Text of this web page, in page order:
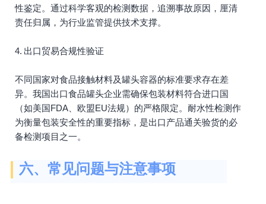
性鉴定。通过科学客观的检测数据，追溯事故原因，厘清
责任归属，为行业监管提供技术支撑。
4. 出口贸易合规性验证
不同国家对食品接触材料及罐头容器的标准要求存在差
异。我国出口食品罐头企业需确保包装材料符合进口国
（如美国FDA、欧盟EU法规）的严格限定。耐水性检测作
为衡量包装安全性的重要指标，是出口产品通关验货的必
备检测项目之一。
六、常见问题与注意事项